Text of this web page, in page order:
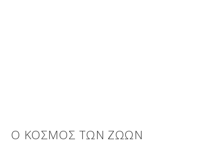
Ο ΚΟΣΜΟΣ ΤΩΝ ΖΩΩΝ